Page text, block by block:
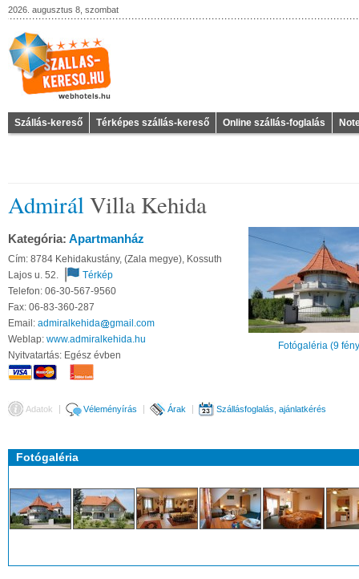
2026. augusztus 8, szombat
Szállás-kereső Térképes szállás-kereső Online szállás-foglalás
AdmirálVilla Kehida
Kategória: Apartmanház
Cím: 8784 Kehidakustány, (Zala megye), Kossuth
Lajos u. 52.
Térkép
Telefon: 06-30-567-9560
Fax: 06-83-360-287
Email: admiralkehida gmail com
Weblap: www.admiralkehida.hu
Nyitvatartás: Egész évben
Fotógaléria (9
Adatok Véleményírás Árak Szállásfoglalás, ajánlatkérés
Fotógaléria